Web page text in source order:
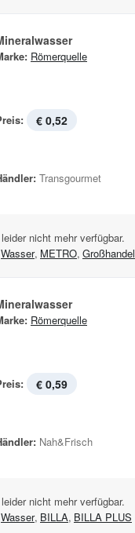
Römerquelle
€ 0,52
Transgourmet
nicht mehr verfügbar.
Wasser, METRO, Großhandel
Römerquelle
€ 0,59
Nah&Frisch
nicht mehr verfügbar.
Wasser, BILLA, BILLA PLUS